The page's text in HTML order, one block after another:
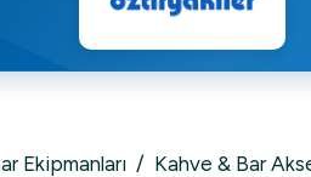
Ekipmanları / Kahve & Bar